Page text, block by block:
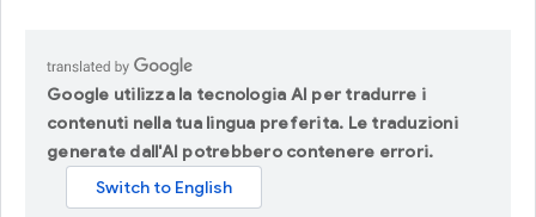
Google utilizza la tecnologia AI per tradurre i
contenuti nella tua lingua preferita. Le traduzioni
generate dall'AI potrebbero contenere errori.